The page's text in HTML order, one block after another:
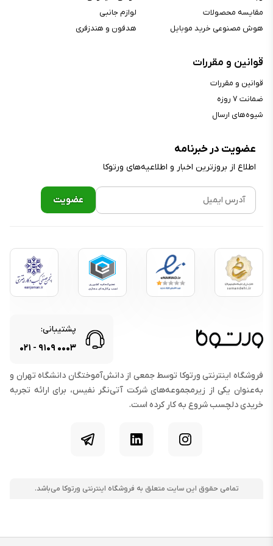
حداکثر روشنایی :
۳۰۰۰ نیت
اندازه (اینچ) :
۱.۹۸ اینچ
تراکم پیکسلی :
فرم صفحه نمایش :
محافظ نمایشگر :
سایر ویژگی‌های نمایشگر :
سیستم‌عامل
سازگاری :
اپلیکیشن انحصاری :
اپلیکیشن Watch آیفون
مشخصات سخت‌افزاری
پردازنده گرافیکی :
PowerVR
حافظه رم :
اعلام نشده
صدا
دارد
امکانات ارتباطی
عضویت در خبرنامه
اطلاع از بروز‌ترین اخبار و اطلاعیه‌های ورتوکا
مقایسه محصولات
هوش مصنوعی خرید موبایل
لوازم جانبی
هدفون و هندزفری
قوانین و مقررات
قوانین و مقررات
ضمانت ۷ روزه
شیوه‌های ارسال
پشتیبانی:
۰۰۰۳ ۹۱۰۹ - ۰۲۱
فروشگاه اینترنتی ورتوکا توسط جمعی از دانش‌آموختگان دانشگاه تهران و
به‌عنوان یکی از زیرمجموعه‌های شرکت آتی‌نگر نفیس، برای ارائه تجربه
خریدی دلچسب شروع به کار کرده است.
اینستاگرام لینکدین
تمامی حقوق این سایت متعلق به فروشگاه اینترنتی ورتوکا می‌باشد.